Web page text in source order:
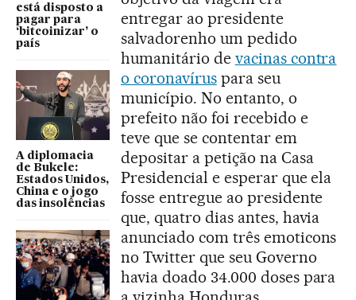
está disposto a
pagar para
‘bitcoinizar’ o
país
A diplomacia
de Bukele:
Estados Unidos,
China e o jogo
das insolências
entregar ao presidente
salvadorenho um pedido
humanitário de vacinas contra
o coronavíruspara seu
município. No entanto, o
prefeito não foi recebido e
teve que se contentar em
depositar a petição na Casa
Presidencial e esperar que ela
fosse entregue ao presidente
que, quatro dias antes, havia
anunciado com três emoticons
no Twitter que seu Governo
havia doado 34.000 doses para